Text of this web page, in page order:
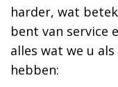
harder, wat
bent van service
alles wat we u
hebben: